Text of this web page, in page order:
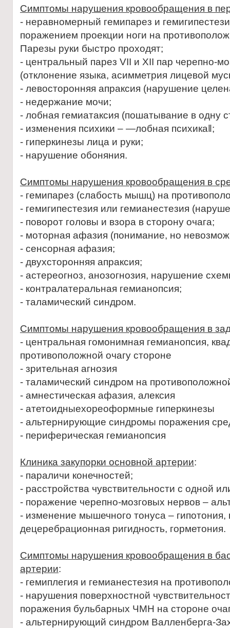
Симптомы нарушения кровообращения в
- неравномерный гемипарез и
поражением проекции ноги на
Парезы руки быстро проходят;
- центральный парез VII и XII пар черепно-
(отклонение языка, асимметрия лицевой
- левосторонняя апраксия (нарушение
- недержание мочи;
- лобная гемиатаксия (пошатывание в одну
- изменения психики – ―лобная психика‖;
- гиперкинезы лица и руки;
- нарушение обоняния.
Симптомы нарушения кровообращения в
- гемипарез (слабость мышц) на
- гемигипестезия или гемианестезия
- поворот головы и взора в сторону очага;
- моторная афазия (понимание, но
- сенсорная афазия;
- двухсторонняя апраксия;
- астереогноз, анозогнозия, нарушение
- контралатеральная гемианопсия;
- таламический синдром.
Симптомы нарушения кровообращения в
- центральная гомонимная гемианопсия,
противоположной очагу стороне
- зрительная агнозия
- таламический синдром на
- амнестическая афазия, алексия
- атетоидныехореоформные гиперкинезы
- альтернирующие синдромы поражения
- периферическая гемианопсия
Клиника закупорки основной артерии:
- параличи конечностей;
- расстройства чувствительности с одной
- поражение черепно-мозговых нервов –
- изменение мышечного тонуса – гипотония,
децеребрационная ригидность, горметония.
Симптомы нарушения кровообращения в
артерии:
- гемиплегия и гемианестезия на
- нарушения поверхностной
поражения бульбарных ЧМН на стороне
- альтернирующий синдром Валленберга-